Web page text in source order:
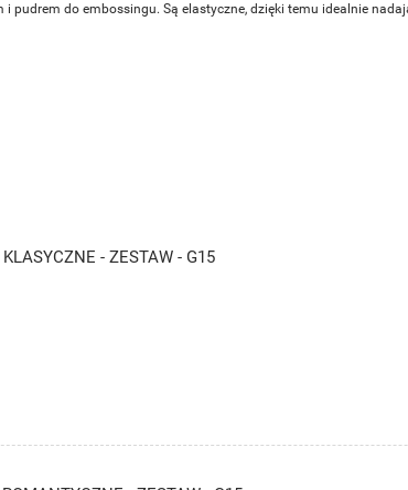
pudrem do embossingu. Są elastyczne, dzięki temu idealnie
- ZESTAW - G15